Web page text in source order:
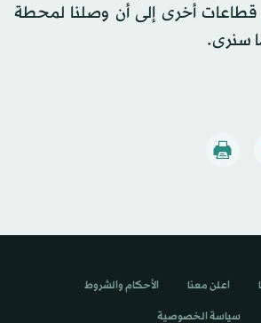
أخرى إلى أن وصلنا لمحطة
سنرى.
اعلن معنا الأحكام والشروط
سياسة الخصوصية